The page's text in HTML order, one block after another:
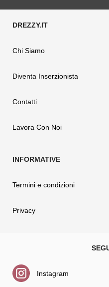
Chi Siamo
Diventa Inserzionista
Contatti
Lavora Con Noi
Termini e condizioni
Privacy
Instagram